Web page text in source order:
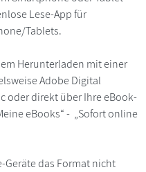
Lese-App für
Tablets.
Herunterladen mit einer
Adobe Digital
oder direkt über Ihre eBook-
eBooks“ - „Sofort online
Geräte das Format nicht